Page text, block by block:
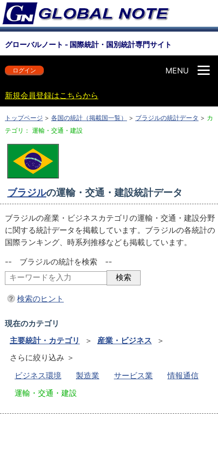
グローバルノート - 国際統計・国別統計専門サイト
MENU
ログイン
新規会員登録はこちらから
トップページ > 各国の統計（掲載国一覧） > ブラジルの統計データ > カ
テゴリ： 運輸・交通・建設
ブラジルの運輸・交通・建設統計データ
ブラジルの産業・ビジネスカテゴリの運輸・交通・建設分野
に関する統計データを掲載しています。ブラジルの各統計の
国際ランキング、時系列推移なども掲載しています。
-- ブラジルの統計を検索 --
検索のヒント
現在のカテゴリ
主要統計・カテゴリ
＞ 産業・ビジネス ＞
さらに絞り込み ＞
ビジネス環境
製造業 サービス業
情報通信
運輸・交通・建設